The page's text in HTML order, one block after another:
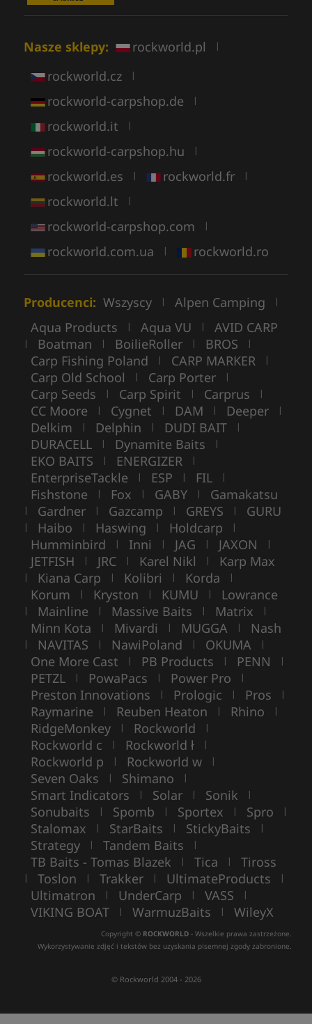
Nasze sklepy: rockworld.pl |
rockworld.cz |
rockworld-carpshop.de |
rockworld.it |
rockworld-carpshop.hu |
rockworld.es | rockworld.fr |
rockworld.lt |
rockworld-carpshop.com |
rockworld.com.ua | rockworld.ro
Producenci: Wszyscy | Alpen Camping |
Aqua Products | Aqua VU | AVID CARP
| Boatman | BoilieRoller | BROS |
Carp Fishing Poland | CARP MARKER |
Carp Old School | Carp Porter |
Carp Seeds | Carp Spirit | Carprus |
CC Moore | Cygnet | DAM | Deeper |
Delkim | Delphin | DUDI BAIT |
DURACELL | Dynamite Baits |
EKO BAITS | ENERGIZER |
EnterpriseTackle | ESP | FIL |
Fishstone | Fox | GABY | Gamakatsu
| Gardner | Gazcamp | GREYS | GURU
| Haibo | Haswing | Holdcarp |
Humminbird | Inni | JAG | JAXON |
JETFISH | JRC | Karel Nikl | Karp Max
| Kiana Carp | Kolibri | Korda |
Korum | Kryston | KUMU | Lowrance
| Mainline | Massive Baits | Matrix |
Minn Kota | Mivardi | MUGGA | Nash
| NAVITAS | NawiPoland | OKUMA |
One More Cast | PB Products | PENN |
PETZL | PowaPacs | Power Pro |
Preston Innovations | Prologic | Pros |
Raymarine | Reuben Heaton | Rhino |
RidgeMonkey | Rockworld |
Rockworld c | Rockworld ł |
Rockworld p | Rockworld w |
Seven Oaks | Shimano |
Smart Indicators | Solar | Sonik |
Sonubaits | Spomb | Sportex | Spro |
Stalomax | StarBaits | StickyBaits |
Strategy | Tandem Baits |
TB Baits - Tomas Blazek | Tica | Tiross
| Toslon | Trakker | UltimateProducts |
Ultimatron | UnderCarp | VASS |
VIKING BOAT | WarmuzBaits | WileyX
Copyright © ROCKWORLD - Wszelkie prawa zastrzeżone.
Wykorzystywanie zdjęć i tekstów bez uzyskania pisemnej zgody zabronione.
© Rockworld 2004 - 2026